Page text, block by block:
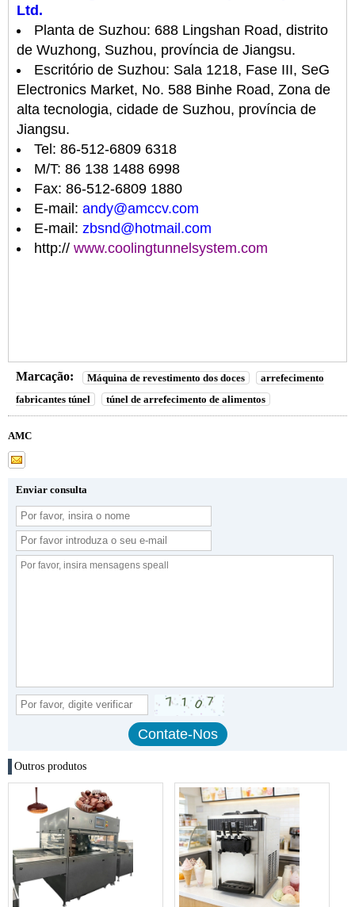
Ltd.
Planta de Suzhou: 688 Lingshan Road, distrito
de Wuzhong, Suzhou, província de Jiangsu.
Escritório de Suzhou: Sala 1218, Fase III, SeG
Electronics Market, No. 588 Binhe Road, Zona de
alta tecnologia, cidade de Suzhou, província de
Jiangsu.
Tel: 86-512-6809 6318
M/T: 86 138 1488 6998
Fax: 86-512-6809 1880
E-mail: andy@amccv.com
E-mail: zbsnd@hotmail.com
http:// www.coolingtunnelsystem.com
Marcação: Máquina de revestimento dos doces
arrefecimento
fabricantes túnel
túnel de arrefecimento de alimentos
AMC
Enviar consulta
Outros produtos